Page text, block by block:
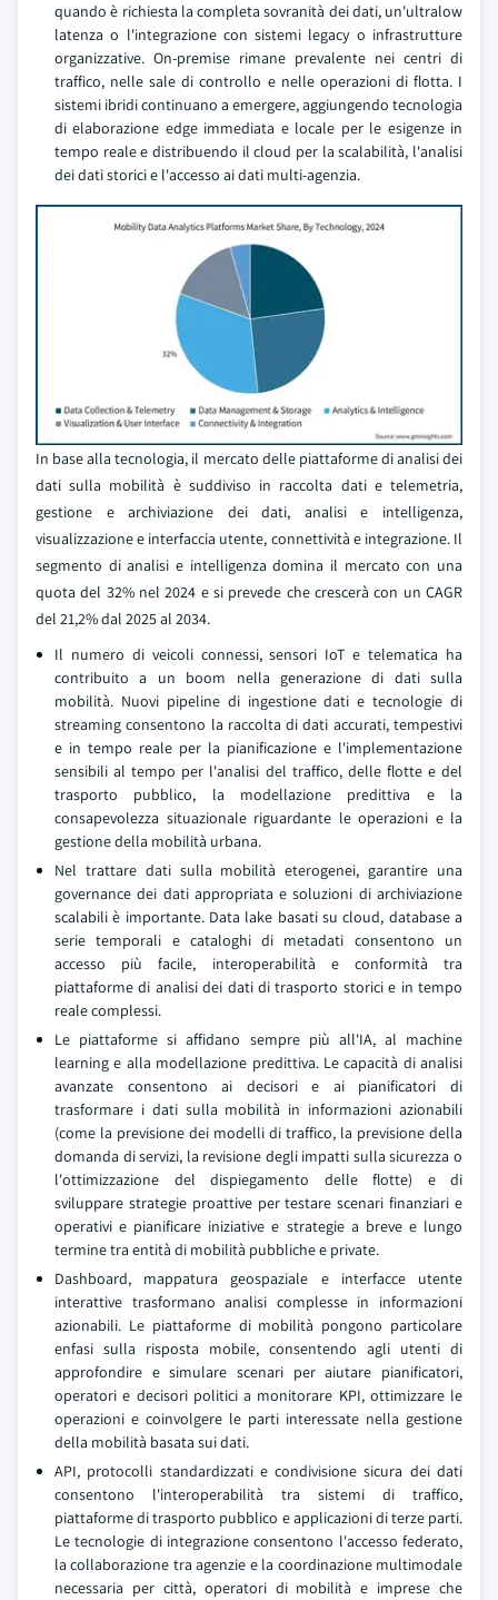
quando è richiesta la completa sovranità dei dati, un'ultralow
latenza o l'integrazione con sistemi legacy o infrastrutture
organizzative. On-premise rimane prevalente nei centri di
traffico, nelle sale di controllo e nelle operazioni di flotta. I
sistemi ibridi continuano a emergere, aggiungendo tecnologia
di elaborazione edge immediata e locale per le esigenze in
tempo reale e distribuendo il cloud per la scalabilità, l'analisi
dei dati storici e l'accesso ai dati multi-agenzia.
In base alla tecnologia, il mercato delle piattaforme di analisi dei
dati sulla mobilità è suddiviso in raccolta dati e telemetria,
gestione e archiviazione dei dati, analisi e intelligenza,
visualizzazione e interfaccia utente, connettività e integrazione. Il
segmento di analisi e intelligenza domina il mercato con una
quota del 32% nel 2024 e si prevede che crescerà con un CAGR
del 21,2% dal 2025 al 2034.
Il numero di veicoli connessi, sensori IoT e telematica ha
contribuito a un boom nella generazione di dati sulla
mobilità. Nuovi pipeline di ingestione dati e tecnologie di
streaming consentono la raccolta di dati accurati, tempestivi
e in tempo reale per la pianificazione e l'implementazione
sensibili al tempo per l'analisi del traffico, delle flotte e del
trasporto pubblico, la modellazione predittiva e la
consapevolezza situazionale riguardante le operazioni e la
gestione della mobilità urbana.
Nel trattare dati sulla mobilità eterogenei, garantire una
governance dei dati appropriata e soluzioni di archiviazione
scalabili è importante. Data lake basati su cloud, database a
serie temporali e cataloghi di metadati consentono un
accesso più facile, interoperabilità e conformità tra
piattaforme di analisi dei dati di trasporto storici e in tempo
reale complessi.
Le piattaforme si affidano sempre più all'IA, al machine
learning e alla modellazione predittiva. Le capacità di analisi
avanzate consentono ai decisori e ai pianificatori di
trasformare i dati sulla mobilità in informazioni azionabili
(come la previsione dei modelli di traffico, la previsione della
domanda di servizi, la revisione degli impatti sulla sicurezza o
l'ottimizzazione del dispiegamento delle flotte) e di
sviluppare strategie proattive per testare scenari finanziari e
operativi e pianificare iniziative e strategie a breve e lungo
termine tra entità di mobilità pubbliche e private.
Dashboard, mappatura geospaziale e interfacce utente
interattive trasformano analisi complesse in informazioni
azionabili. Le piattaforme di mobilità pongono particolare
enfasi sulla risposta mobile, consentendo agli utenti di
approfondire e simulare scenari per aiutare pianificatori,
operatori e decisori politici a monitorare KPI, ottimizzare le
operazioni e coinvolgere le parti interessate nella gestione
della mobilità basata sui dati.
API, protocolli standardizzati e condivisione sicura dei dati
consentono l'interoperabilità tra sistemi di traffico,
piattaforme di trasporto pubblico e applicazioni di terze parti.
Le tecnologie di integrazione consentono l'accesso federato,
la collaborazione tra agenzie e la coordinazione multimodale
necessaria per città, operatori di mobilità e imprese che